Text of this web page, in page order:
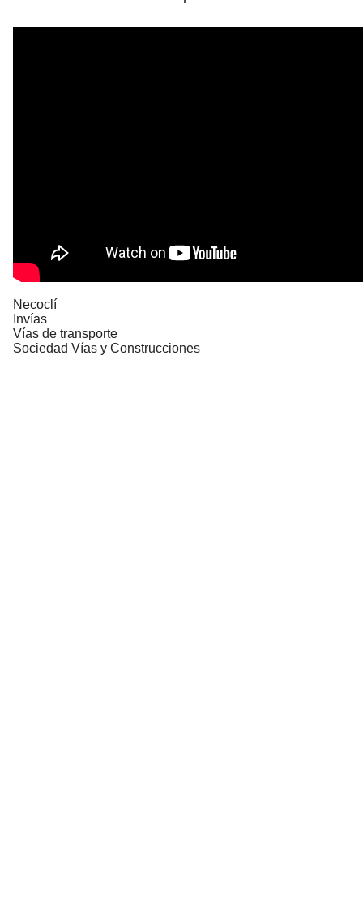
Necoclí
Invías
Vías de transporte
Sociedad Vías y Construcciones